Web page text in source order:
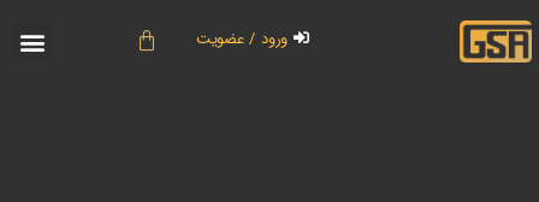
ورود / عضویت